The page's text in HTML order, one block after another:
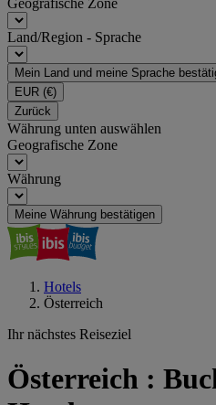
Geografische Zone
Land/Region - Sprache
Mein Land und meine Sprache
EUR (€)
Zurück
Währung unten auswählen
Geografische Zone
Währung
Meine Währung bestätigen
Hotels
Österreich
Ihr nächstes Reiseziel
Österreich :